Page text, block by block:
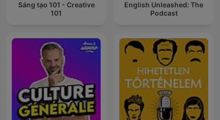
Sáng tạo 101 - Creative
101
English Unleashed: The
Podcast